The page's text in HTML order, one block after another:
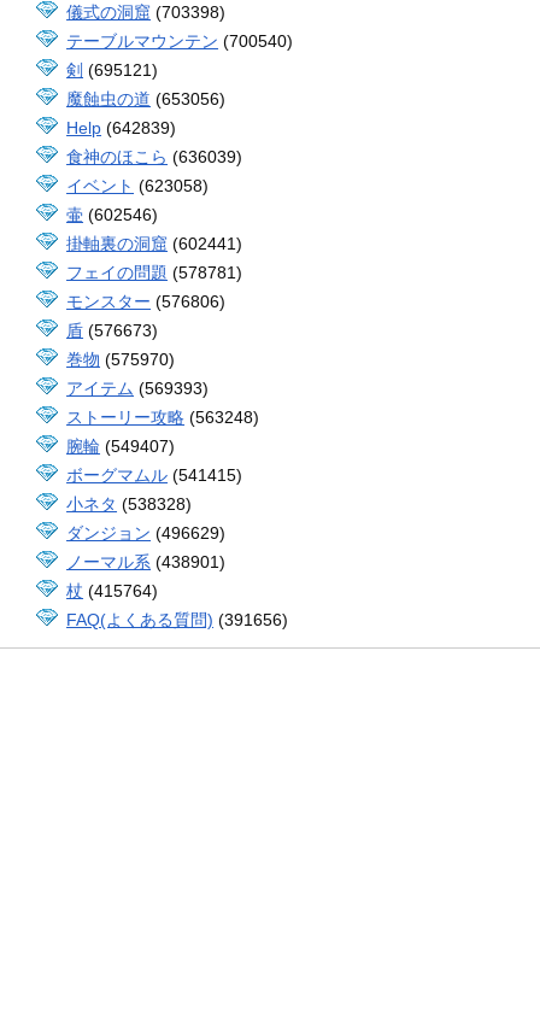
儀式の洞窟 (703398)
テーブルマウンテン (700540)
剣 (695121)
魔蝕虫の道 (653056)
Help (642839)
食神のほこら (636039)
イベント (623058)
壷 (602546)
掛軸裏の洞窟 (602441)
フェイの問題 (578781)
モンスター (576806)
盾 (576673)
巻物 (575970)
アイテム (569393)
ストーリー攻略 (563248)
腕輪 (549407)
ボーグマムル (541415)
小ネタ (538328)
ダンジョン (496629)
ノーマル系 (438901)
杖 (415764)
FAQ(よくある質問) (391656)